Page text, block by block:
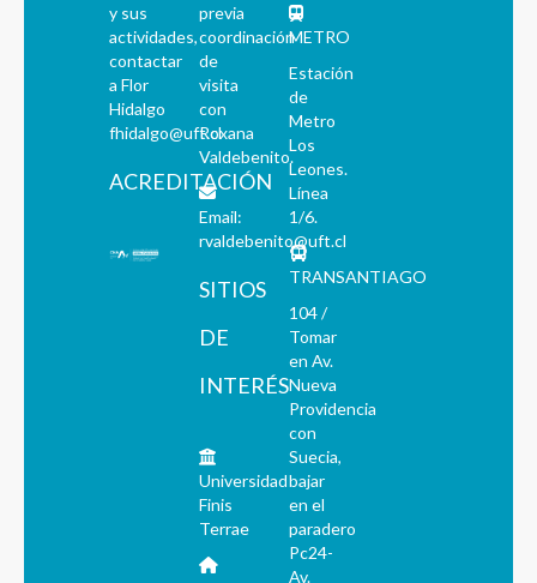
y sus
actividades,
contactar
a Flor
Hidalgo
fhidalgo@uft.cl
ACREDITACIÓN
previa
coordinación
de
visita
con
Roxana
Valdebenito.
Email:
rvaldebenito@uft.cl
SITIOS
DE
INTERÉS
Universidad
Finis
Terrae
METRO
Estación
de
Metro
Los
Leones.
Línea
1/6.
TRANSANTIAGO
104 /
Tomar
en Av.
Nueva
Providencia
con
Suecia,
bajar
en el
paradero
Pc24-
Av.